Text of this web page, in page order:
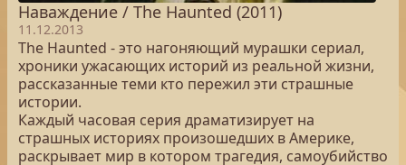
Наваждение / The Haunted (2011)
11.12.2013
The Haunted - это нагоняющий мурашки сериал,
хроники ужасающих историй из реальной жизни,
рассказанные теми кто пережил эти страшные
истории.
Каждый часовая серия драматизирует на
страшных историях произошедших в Америке,
раскрывает мир в котором трагедия, самоубийство